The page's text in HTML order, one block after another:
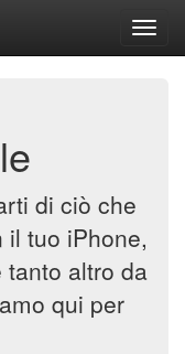
di ciò che
tuo iPhone,
tanto altro da
qui per